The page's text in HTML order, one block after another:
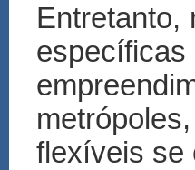
Entretanto,
flexíveis se